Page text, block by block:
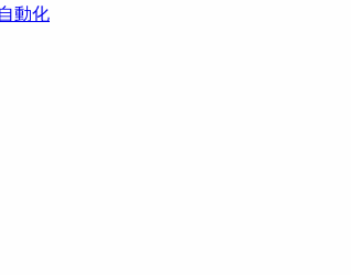
動化